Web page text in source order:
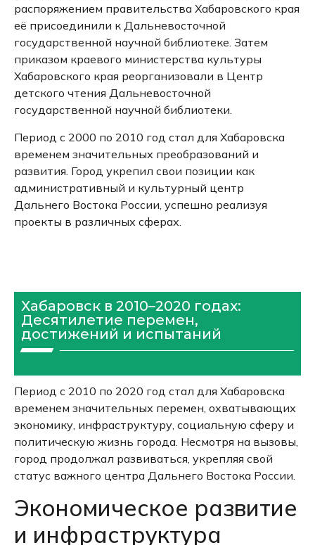
распоряжением правительства Хабаровского края
её присоединили к Дальневосточной
государственной научной библиотеке. Затем
приказом краевого министерства культуры
Хабаровского края реорганизовали в Центр
детского чтения Дальневосточной
государственной научной библиотеки.
Период с 2000 по 2010 год стал для Хабаровска
временем значительных преобразований и
развития. Город укрепил свои позиции как
административный и культурный центр
Дальнего Востока России, успешно реализуя
проекты в различных сферах.
Хабаровск в 2010–2020 годах:
Десятилетие перемен,
достижений и испытаний
Период с 2010 по 2020 год стал для Хабаровска
временем значительных перемен, охватывающих
экономику, инфраструктуру, социальную сферу и
политическую жизнь города. Несмотря на вызовы,
город продолжал развиваться, укрепляя свой
статус важного центра Дальнего Востока России.
Экономическое развитие
и инфраструктура